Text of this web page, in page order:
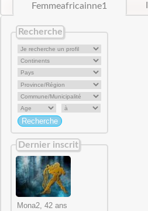
Femmeafricainne1
Recherche
Dernier inscrit